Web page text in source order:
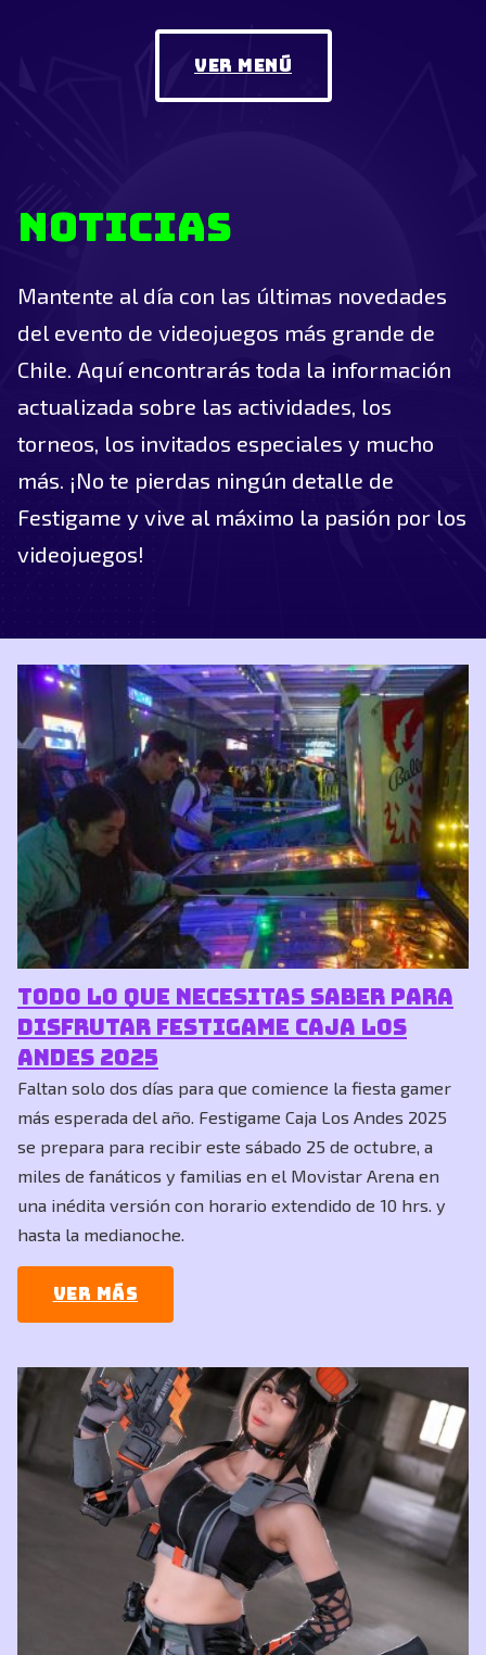
Ver Menú
Noticias
Mantente al día con las últimas novedades
del evento de videojuegos más grande de
Chile. Aquí encontrarás toda la información
actualizada sobre las actividades, los
torneos, los invitados especiales y mucho
más. ¡No te pierdas ningún detalle de
Festigame y vive al máximo la pasión por los
videojuegos!
Todo lo que necesitas saber para
disfrutar Festigame Caja Los
Andes 2025
Faltan solo dos días para que comience la fiesta gamer
más esperada del año. Festigame Caja Los Andes 2025
se prepara para recibir este sábado 25 de octubre, a
miles de fanáticos y familias en el Movistar Arena en
una inédita versión con horario extendido de 10 hrs. y
hasta la medianoche.
Ver más